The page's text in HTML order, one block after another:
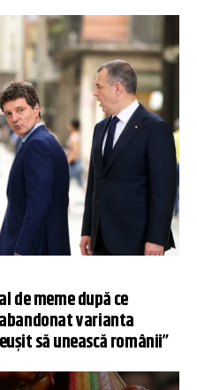
de meme după ce
varianta
să unească românii”